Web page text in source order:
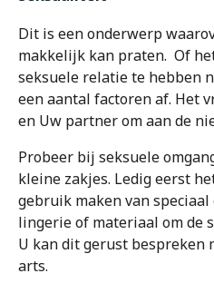
Dit is een onderwerp
makkelijk kan praten. Of
seksuele relatie te hebben
een aantal factoren af. Het
en Uw partner om aan de
Probeer bij seksuele
kleine zakjes. Ledig eerst
gebruik maken van
lingerie of materiaal om de
U kan dit gerust bespreken
arts.